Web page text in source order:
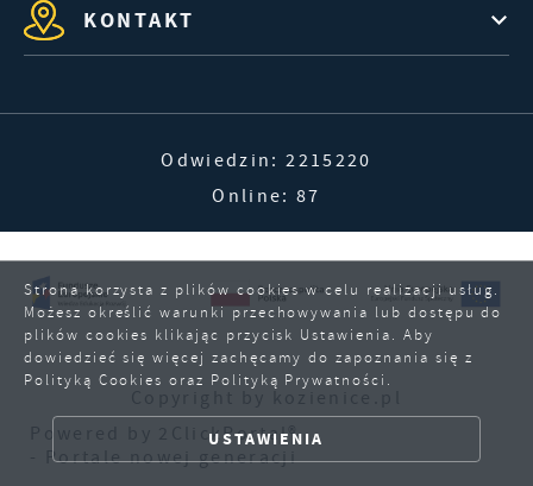
KONTAKT
Odwiedzin: 2215220
Online: 87
2ClickPortal®
- Portale nowej generacji
Strona korzysta z plików cookies w celu realizacji usług.
Możesz określić warunki przechowywania lub dostępu do
plików cookies klikając przycisk Ustawienia. Aby
dowiedzieć się więcej zachęcamy do zapoznania się z
Polityką Cookies oraz Polityką Prywatności.
USTAWIENIA
ZAPISZ WYBRANE